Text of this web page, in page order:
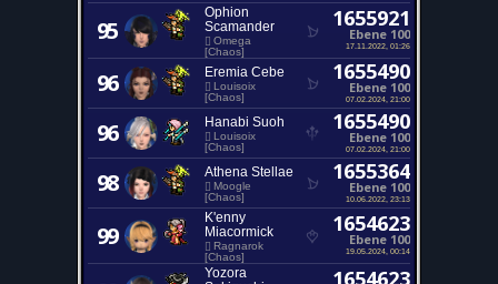
95
Ophion
Scamander
Omega
[Chaos]
1655921
Ebene 100
17.11.2022, 01:26
96 Eremia Cebe
Louisoix
[Chaos]
1655490
Ebene 100
07.02.2024, 21:00
96 Hanabi Suoh
Louisoix
[Chaos]
1655490
Ebene 100
07.02.2024, 21:00
98 Athena Stellae
Moogle
[Chaos]
1655364
Ebene 100
10.06.2022, 23:13
99
K'enny
Miacormick
Ragnarok
[Chaos]
1654623
Ebene 100
19.05.2024, 00:14
Yozora